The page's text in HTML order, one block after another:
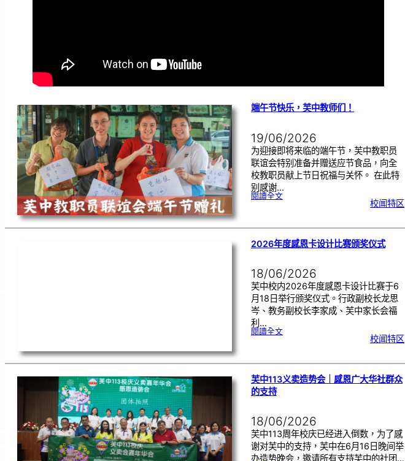
端午节快乐，芙中教师们！
19/06/2026
为迎接即将来临的端午节，芙中教职员
联谊会特别准备并赠送应节食品，向全
校教职员献上节日祝福与关怀。 在此特
别感谢…
閱讀全文:端
中
师
们
！
校闻特区
2026年度感恩卡设计比赛颁奖仪式
18/06/2026
芙中校内2026年度感恩卡设计比赛于6
月18日举行颁奖仪式。行政副校长龙思
岑、教务副校长李家成、芙中家长会福
利…
閱讀全文:2
感
恩
设
计
比
赛
校闻特区
芙中113义卖造势会｜感恩广大华社群众
的支持
18/06/2026
芙中113周年校庆已经进入倒数，为了感
谢对芙中的支持，芙中在6月16日晚间举
办造势晚会，邀请所有支持芙中的社团…